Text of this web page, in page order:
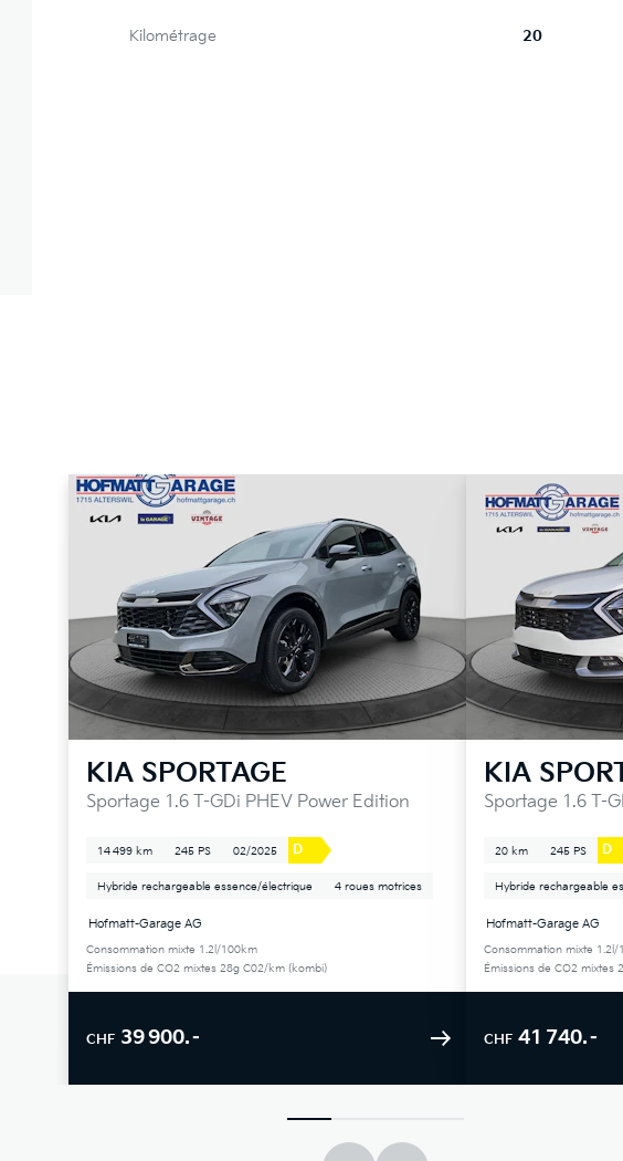
Kilométrage 20
KIA SPORTAGE
Sportage 1.6 T-GDi PHEV Power Edition
14 499 km 245 PS 02/2025 D
Hybride rechargeable essence/électrique 4 roues motrices
Hofmatt-Garage AG
Consommation mixte 1.2l/100km
Émissions de CO2 mixtes 28g C02/km (kombi)
CHF 39 900.–
KIA
Sportage 1.6 T-
20 km 245 PS D
Hybride rechargeable
Hofmatt-Garage AG
Consommation mixte 1.2l/
Émissions de CO2 mixtes
CHF 41 740.–